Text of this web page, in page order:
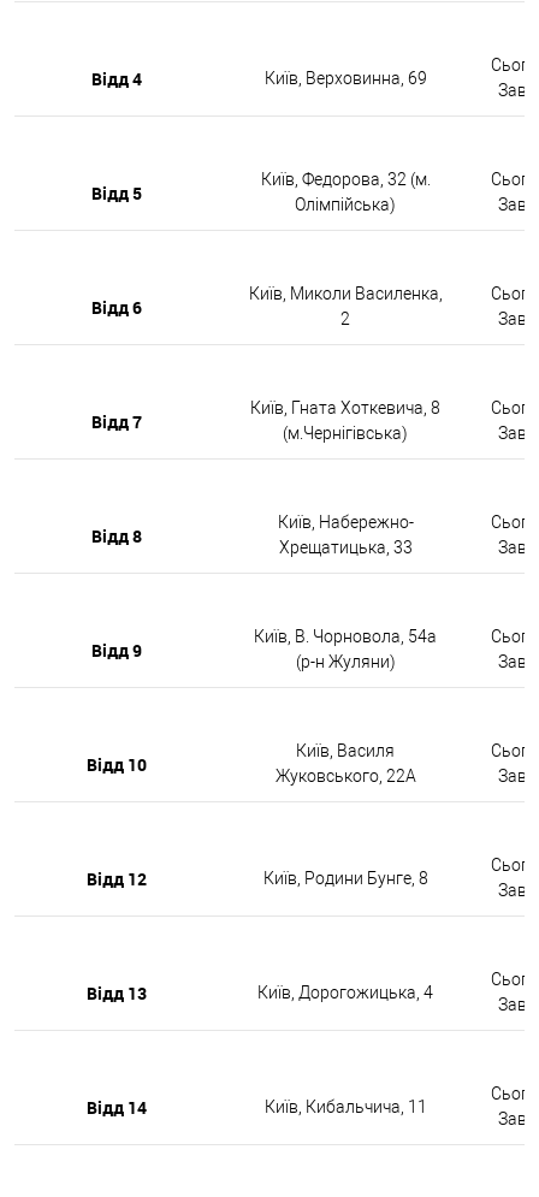
Відд 4 Київ, Верховинна, 69
Відд 5
Київ, Федорова, 32 (м.
Олімпійська)
Відд 6
Київ, Миколи Василенка,
2
Відд 7
Київ, Гната Хоткевича, 8
(м.Чернігівська)
Відд 8
Київ, Набережно-
Хрещатицька, 33
Відд 9
Київ, В. Чорновола, 54а
(р-н Жуляни)
Відд 10
Київ, Василя
Жуковського, 22А
Відд 12 Київ, Родини Бунге, 8
Відд 13 Київ, Дорогожицька, 4
Відд 14 Київ, Кибальчича, 11